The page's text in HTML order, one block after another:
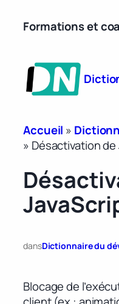
Formations et
Accueil »
» Désactivation
dansDictionnaire du
Blocage de